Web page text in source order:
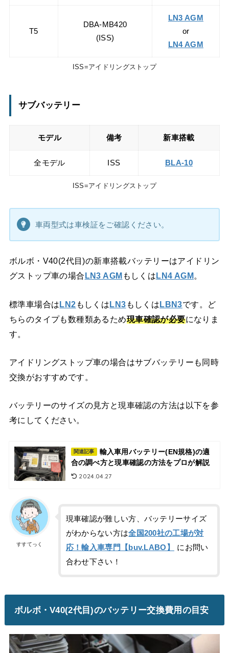
T5
DBA-MB420
(ISS)
LN3 AGM
or
LN4 AGM
ISS=アイドリングストップ
サブバッテリー
モデル 備考 新車搭載
全モデル ISS BLA-10
ISS=アイドリングストップ
車両型式は車検証をご確認ください。
ボルボ・V40(2代目)の新車搭載バッテリーはアイドリン
グストップ車の場合LN3 AGM もしくはLN4 AGM。
標準車場合はLN2 もしくはLN3 もしくはLBN3です。ど
ちらのタイプも数種類あるため現車確認が必要になりま
す。
アイドリングストップ車の場合はサブバッテリーも同時
交換がおすすめです。
バッテリーのサイズの見方と現車確認の方法は以下を参
考にしてください。
関連記事
輸入車用バッテリー(EN規格)の適
合の調べ方と現車確認の方法をプロが解説
2024.04.27
すすてっく
現車確認が難しい方、バッテリーサイズ
がわからない方は全国200社の工場が対
応！輸入車専門【buv.LABO】
にお問い
合わせ下さい！
ボルボ・V40(2代目)のバッテリー交換費用の目安